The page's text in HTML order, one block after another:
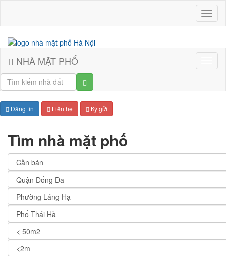
Nhà
mặt
Nội
NHÀ MẶT PHỐ
Đăng tin Liên hệ Ký gửi
Tìm nhà mặt phố